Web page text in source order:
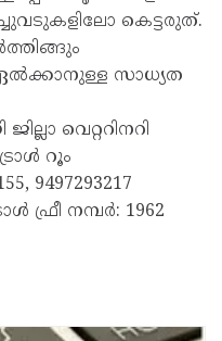
കെട്ടരുത്.
സാധ്യത
വെറ്ററിനറി
റൂം
9497293217
ഫ്രീ നമ്പർ: 1962